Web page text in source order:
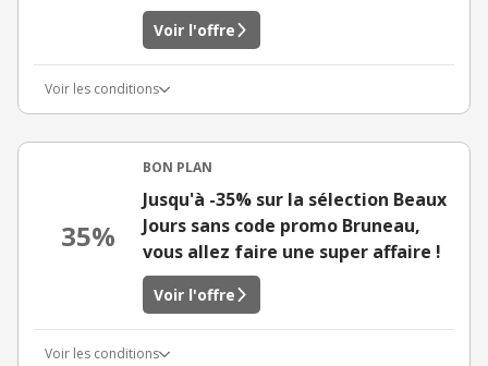
Voir l'offre
Voir les conditions
35%
BON PLAN
Jusqu'à -35% sur la sélection Beaux
Jours sans code promo Bruneau,
vous allez faire une super affaire !
Voir l'offre
Voir les conditions